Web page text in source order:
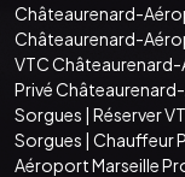
Châteaurenard-
Châteaurenard-
VTC
Privé
Sorgues | Réserver
Sorgues | Chauffeur
Aéroport Marseille